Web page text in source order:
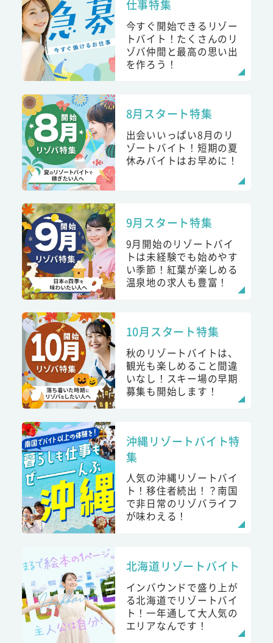
仕事特集
今すぐ開始できるリゾー
トバイト！たくさんのリ
ゾバ仲間と最高の思い出
を作ろう！
8月スタート特集
出会いいっぱい8月のリ
ゾートバイト！短期の夏
休みバイトはお早めに！
9月スタート特集
9月開始のリゾートバイ
トは未経験でも始めやす
い季節！紅葉が楽しめる
温泉地の求人も豊富！
10月スタート特集
秋のリゾートバイトは、
観光も楽しめること間違
いなし！スキー場の早期
募集も開始します！
沖縄リゾートバイト特
集
人気の沖縄リゾートバイ
ト！移住者続出！？南国
で非日常のリゾバライフ
が味わえる！
北海道リゾートバイト
インバウンドで盛り上が
る北海道でリゾートバイ
ト！一年通して大人気の
エリアなんです！